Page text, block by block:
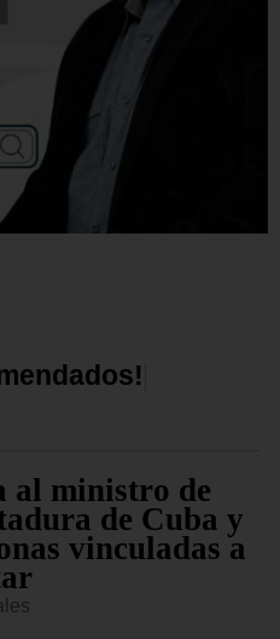
endados!
al ministro de
de Cuba y
vinculadas a